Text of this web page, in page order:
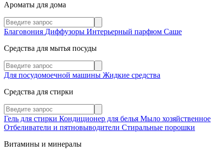
Ароматы для дома
Благовония Диффузоры Интерьерный парфюм Саше
Средства для мытья посуды
Для посудомоечной машины Жидкие средства
Средства для стирки
Гель для стирки Кондиционер для белья Мыло хозяйственное
Отбеливатели и пятновыводители Стиральные порошки
Витамины и минералы